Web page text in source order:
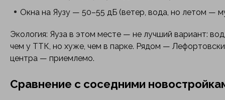
Окна на Яузу — 50–55 дБ (ветер, вода, но летом —
Экология: Яуза в этом месте — не лучший вариант:
чем у ТТК, но хуже, чем в парке. Рядом —
центра — приемлемо.
Сравнение с соседними